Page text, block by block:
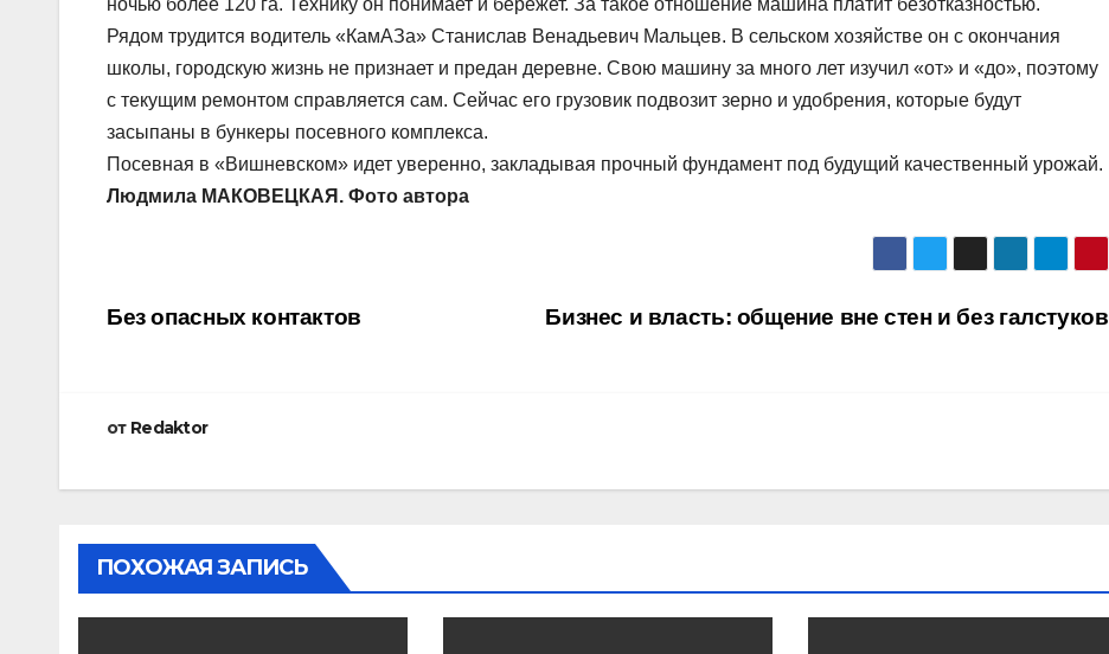
ночью более 120 га. Технику он понимает и бережет. За такое отношение машина платит безотказностью.
Рядом трудится водитель «КамАЗа» Станислав Венадьевич Мальцев. В сельском хозяйстве он с окончания
школы, городскую жизнь не признает и предан деревне. Свою машину за много лет изучил «от» и «до», поэтому
с текущим ремонтом справляется сам. Сейчас его грузовик подвозит зерно и удобрения, которые будут
засыпаны в бункеры посевного комплекса.
Посевная в «Вишневском» идет уверенно, закладывая прочный фундамент под будущий качественный урожай.
Людмила МАКОВЕЦКАЯ. Фото автора
Навигация
записям
Бизнес и власть: общение вне стен и без галстуков
Без опасных контактов
от Redaktor
ПОХОЖАЯ ЗАПИСЬ